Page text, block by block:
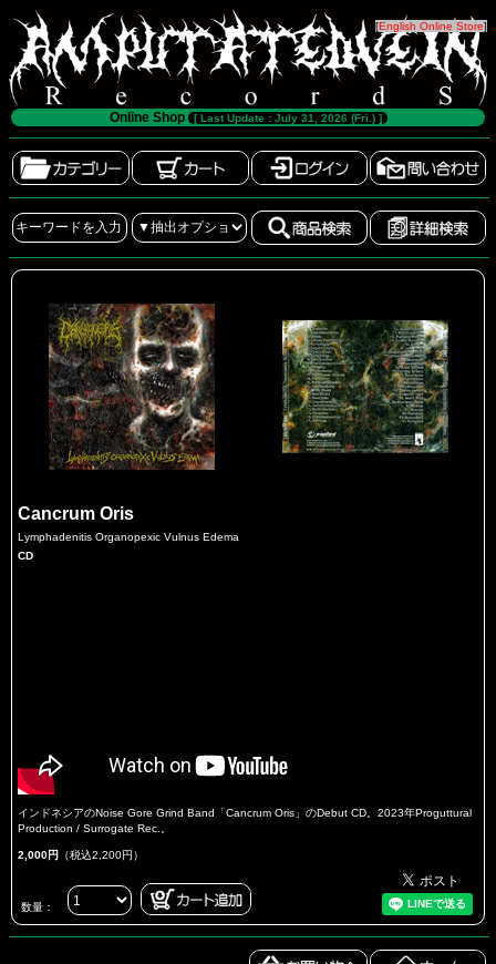
[English Online Store]
Online Shop [ Last Update : July 31, 2026 (Fri.) ]
Cancrum Oris
Lymphadenitis Organopexic Vulnus Edema
CD
インドネシアのNoise Gore Grind Band「Cancrum Oris」のDebut CD。2023年Proguttural
Production / Surrogate Rec.。
2,000円 （税込2,200円）
数量：